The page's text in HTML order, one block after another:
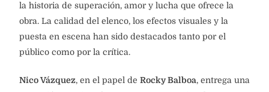
la historia de superación, amor y lucha que ofrece la
obra. La calidad del elenco, los efectos visuales y la
puesta en escena han sido destacados tanto por el
público como por la crítica.
Nico Vázquez, en el papel de Rocky Balboa, entrega una